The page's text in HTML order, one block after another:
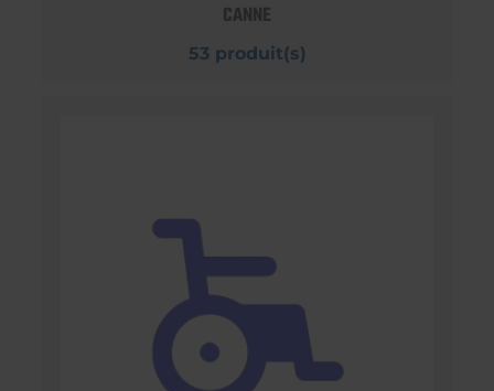
CANNE
53 produit(s)